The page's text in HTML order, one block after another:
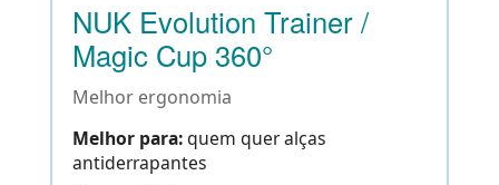
NUK Evolution Trainer /
Magic Cup 360°
Melhor ergonomia
Melhor para:quem quer alças
antiderrapantes